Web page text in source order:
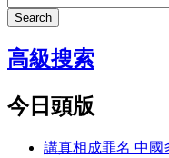
Search
高級搜索
今日頭版
講真相成罪名 中國